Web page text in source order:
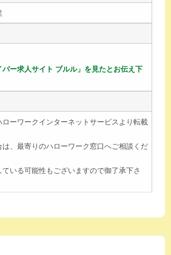
ー求人サイト ブルル」を見たとお伝え下
ローワークインターネットサービスより転載
、最寄りのハローワーク窓口へご相談くだ
いる可能性もございますので御了承下さ